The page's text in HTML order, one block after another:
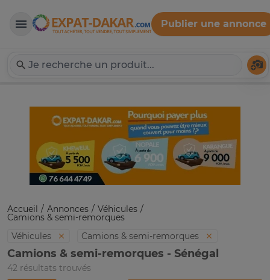
Expat-Dakar
Publier une annonce
Accueil Annonces Véhicules
Camions & semi-remorques
Véhicules
Camions & semi-remorques
Camions & semi-remorques - Sénégal
42 résultats trouvés